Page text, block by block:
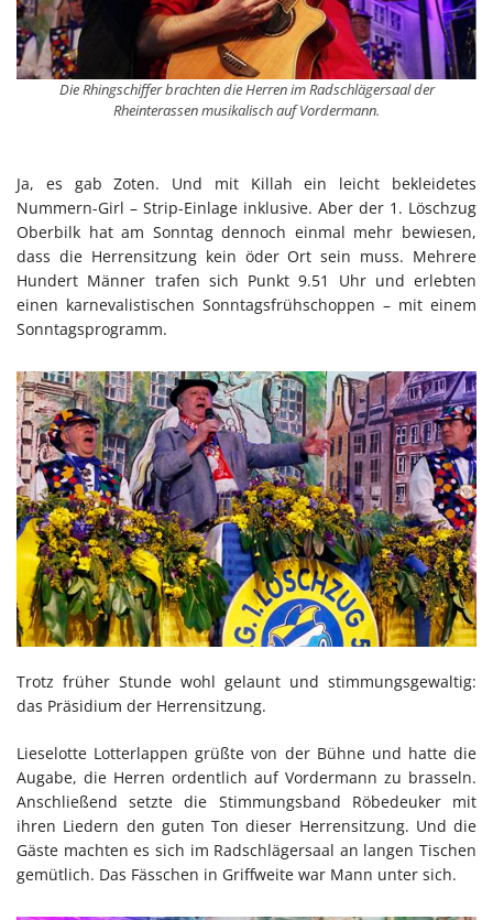
Die Rhingschiffer brachten die Herren im Radschlägersaal der
Rheinterassen musikalisch auf Vordermann.
Ja, es gab Zoten. Und mit Killah ein leicht bekleidetes
Nummern-Girl – Strip-Einlage inklusive. Aber der 1. Löschzug
Oberbilk hat am Sonntag dennoch einmal mehr bewiesen,
dass die Herrensitzung kein öder Ort sein muss. Mehrere
Hundert Männer trafen sich Punkt 9.51 Uhr und erlebten
einen karnevalistischen Sonntagsfrühschoppen – mit einem
Sonntagsprogramm.
Trotz früher Stunde wohl gelaunt und stimmungsgewaltig:
das Präsidium der Herrensitzung.
Lieselotte Lotterlappen grüßte von der Bühne und hatte die
Augabe, die Herren ordentlich auf Vordermann zu brasseln.
Anschließend setzte die Stimmungsband Röbedeuker mit
ihren Liedern den guten Ton dieser Herrensitzung. Und die
Gäste machten es sich im Radschlägersaal an langen Tischen
gemütlich. Das Fässchen in Griffweite war Mann unter sich.